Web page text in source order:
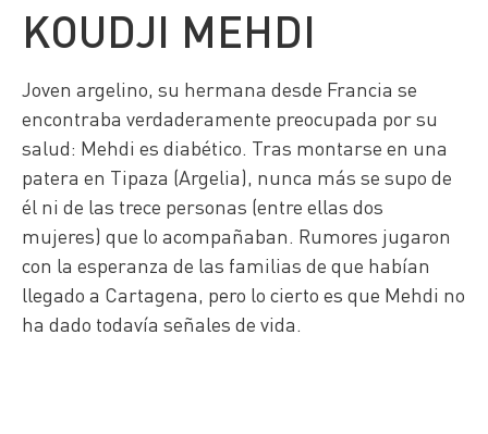
KOUDJI MEHDI
Joven argelino, su hermana desde Francia se
encontraba verdaderamente preocupada por su
salud: Mehdi es diabético. Tras montarse en una
patera en Tipaza (Argelia), nunca más se supo de
él ni de las trece personas (entre ellas dos
mujeres) que lo acompañaban. Rumores jugaron
con la esperanza de las familias de que habían
llegado a Cartagena, pero lo cierto es que Mehdi no
ha dado todavía señales de vida.